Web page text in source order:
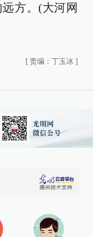
方。(大河网
[ 责编：丁玉冰 ]